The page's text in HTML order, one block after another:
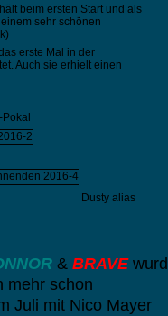
beim ersten Start und als
einem sehr schönen
erste Mal in der
Auch sie erhielt einen
alias
& BRAVE
mehr schon
Juli mit Nico Mayer